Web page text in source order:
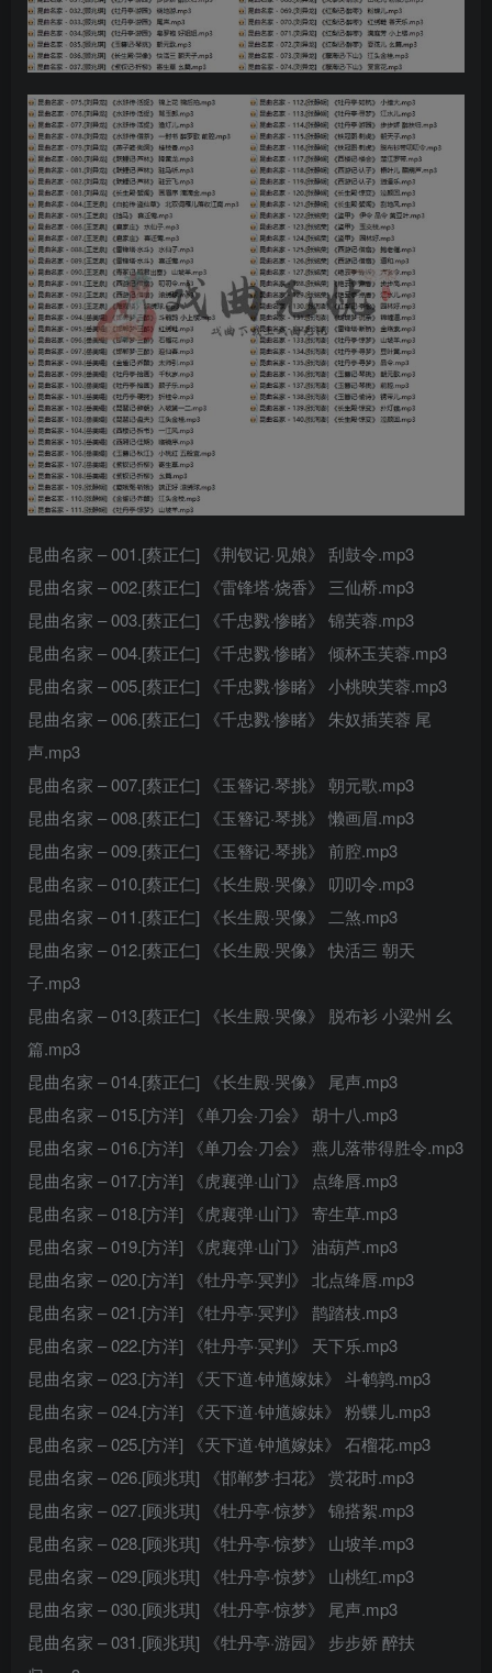
昆曲名家 – 001.[蔡正仁] 《荆钗记·见娘》 刮鼓令.mp3
昆曲名家 – 002.[蔡正仁] 《雷锋塔·烧香》 三仙桥.mp3
昆曲名家 – 003.[蔡正仁] 《千忠戮·惨睹》 锦芙蓉.mp3
昆曲名家 – 004.[蔡正仁] 《千忠戮·惨睹》 倾杯玉芙蓉.mp3
昆曲名家 – 005.[蔡正仁] 《千忠戮·惨睹》 小桃映芙蓉.mp3
昆曲名家 – 006.[蔡正仁] 《千忠戮·惨睹》 朱奴插芙蓉 尾
声.mp3
昆曲名家 – 007.[蔡正仁] 《玉簪记·琴挑》 朝元歌.mp3
昆曲名家 – 008.[蔡正仁] 《玉簪记·琴挑》 懒画眉.mp3
昆曲名家 – 009.[蔡正仁] 《玉簪记·琴挑》 前腔.mp3
昆曲名家 – 010.[蔡正仁] 《长生殿·哭像》 叨叨令.mp3
昆曲名家 – 011.[蔡正仁] 《长生殿·哭像》 二煞.mp3
昆曲名家 – 012.[蔡正仁] 《长生殿·哭像》 快活三 朝天
子.mp3
昆曲名家 – 013.[蔡正仁] 《长生殿·哭像》 脱布衫 小梁州 幺
篇.mp3
昆曲名家 – 014.[蔡正仁] 《长生殿·哭像》 尾声.mp3
昆曲名家 – 015.[方洋] 《单刀会·刀会》 胡十八.mp3
昆曲名家 – 016.[方洋] 《单刀会·刀会》 燕儿落带得胜令.mp3
昆曲名家 – 017.[方洋] 《虎襄弹·山门》 点绛唇.mp3
昆曲名家 – 018.[方洋] 《虎襄弹·山门》 寄生草.mp3
昆曲名家 – 019.[方洋] 《虎襄弹·山门》 油葫芦.mp3
昆曲名家 – 020.[方洋] 《牡丹亭·冥判》 北点绛唇.mp3
昆曲名家 – 021.[方洋] 《牡丹亭·冥判》 鹊踏枝.mp3
昆曲名家 – 022.[方洋] 《牡丹亭·冥判》 天下乐.mp3
昆曲名家 – 023.[方洋] 《天下道·钟馗嫁妹》 斗鹌鹑.mp3
昆曲名家 – 024.[方洋] 《天下道·钟馗嫁妹》 粉蝶儿.mp3
昆曲名家 – 025.[方洋] 《天下道·钟馗嫁妹》 石榴花.mp3
昆曲名家 – 026.[顾兆琪] 《邯郸梦·扫花》 赏花时.mp3
昆曲名家 – 027.[顾兆琪] 《牡丹亭·惊梦》 锦搭絮.mp3
昆曲名家 – 028.[顾兆琪] 《牡丹亭·惊梦》 山坡羊.mp3
昆曲名家 – 029.[顾兆琪] 《牡丹亭·惊梦》 山桃红.mp3
昆曲名家 – 030.[顾兆琪] 《牡丹亭·惊梦》 尾声.mp3
昆曲名家 – 031.[顾兆琪] 《牡丹亭·游园》 步步娇 醉扶